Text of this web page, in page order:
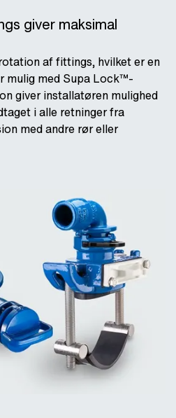
giver maksimal
af fittings, hvilket er en
mulig med Supa Lock™-
giver installatøren mulighed
i alle retninger fra
med andre rør eller